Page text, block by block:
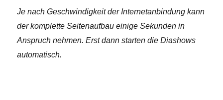
Je nach Geschwindigkeit der Internetanbindung kann
der komplette Seitenaufbau einige Sekunden in
Anspruch nehmen. Erst dann starten die Diashows
automatisch.